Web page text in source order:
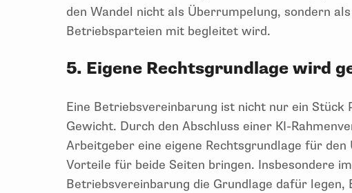
den Wandel nicht als Überrumpelung, sondern
Betriebsparteien mit begleitet wird.
5. Eigene Rechtsgrundlage wird
Eine Betriebsvereinbarung ist nicht nur ein Stück
Gewicht. Durch den Abschluss einer KI-
Arbeitgeber eine eigene Rechtsgrundlage für
Vorteile für beide Seiten bringen. Insbesondere
Betriebsvereinbarung die Grundlage dafür